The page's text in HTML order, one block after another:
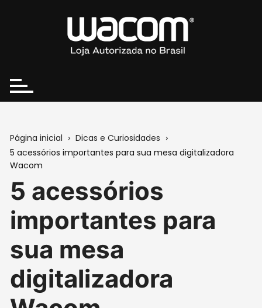
Página inicial
Dicas e Curiosidades
5 acessórios importantes para sua mesa digitalizadora
Wacom
5 acessórios
importantes para
sua mesa
digitalizadora